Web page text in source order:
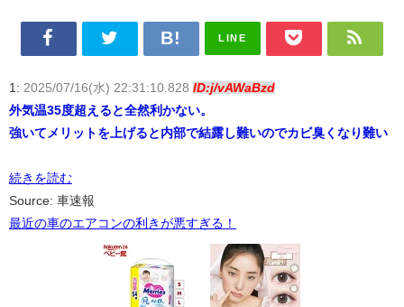
LINE
1: 2025/07/16(水) 22:31:10.828 ID:j/vAWaBzd
外気温35度超えると全然利かない。
強いてメリットを上げると内部で結露し難いのでカビ臭くなり難い
続きを読む
Source: 車速報
最近の車のエアコンの利きが悪すぎる！